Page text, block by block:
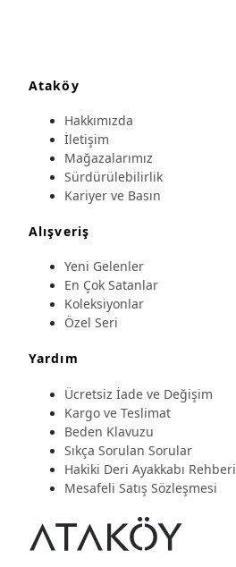
Ataköy
Hakkımızda
İletişim
Mağazalarımız
Sürdürülebilirlik
Kariyer ve Basın
Alışveriş
Yeni Gelenler
En Çok Satanlar
Koleksiyonlar
Özel Seri
Yardım
Ücretsiz İade ve Değişim
Kargo ve Teslimat
Beden Klavuzu
Sıkça Sorulan Sorular
Hakiki Deri Ayakkabı Rehberi
Mesafeli Satış Sözleşmesi